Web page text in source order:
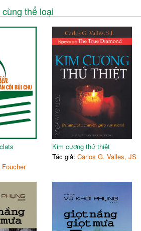
sát
(Ảnh Ngô Anh Vũ)
tạp
yểu thương
cỏng chúa diana
tài không thích hợp!
đạt kỷ lục
dị tại Á Nhĩ Lan
(Ảnh Ngô Anh Vũ)
hòa sinh sản tự nhiên được xâc nhận
thành
chiến không đổ máu
thể loại
Foucher
Kim cương thứ thiệt
Tác giả: Carlos G. Valles, JS